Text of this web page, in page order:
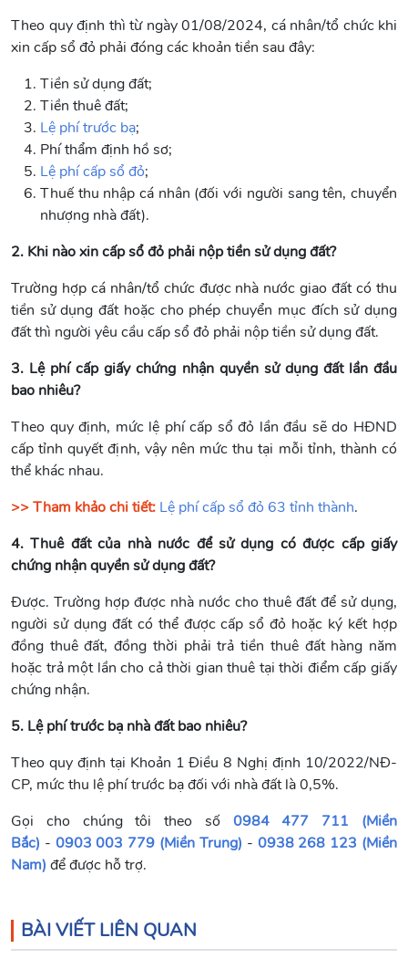
Theo quy định thì từ ngày 01/08/2024, cá nhân/tổ chức khi
xin cấp sổ đỏ phải đóng các khoản tiền sau đây:
Tiền sử dụng đất;
Tiền thuê đất;
Lệ phí trước bạ;
Phí thẩm định hồ sơ;
Lệ phí cấp sổ đỏ;
Thuế thu nhập cá nhân (đối với người sang tên, chuyển
nhượng nhà đất).
2. Khi nào xin cấp sổ đỏ phải nộp tiền sử dụng đất?
Trường hợp cá nhân/tổ chức được nhà nước giao đất có thu
tiền sử dụng đất hoặc cho phép chuyển mục đích sử dụng
đất thì người yêu cầu cấp sổ đỏ phải nộp tiền sử dụng đất.
3. Lệ phí cấp giấy chứng nhận quyền sử dụng đất lần đầu
bao nhiêu?
Theo quy định, mức lệ phí cấp sổ đỏ lần đầu sẽ do HĐND
cấp tỉnh quyết định, vậy nên mức thu tại mỗi tỉnh, thành có
thể khác nhau.
>> Tham khảo chi tiết: Lệ phí cấp sổ đỏ 63 tỉnh thành.
4. Thuê đất của nhà nước để sử dụng có được cấp giấy
chứng nhận quyền sử dụng đất?
Được. Trường hợp được nhà nước cho thuê đất để sử dụng,
người sử dụng đất có thể được cấp sổ đỏ hoặc ký kết hợp
đồng thuê đất, đồng thời phải trả tiền thuê đất hàng năm
hoặc trả một lần cho cả thời gian thuê tại thời điểm cấp giấy
chứng nhận.
5. Lệ phí trước bạ nhà đất bao nhiêu?
Theo quy định tại Khoản 1 Điều 8 Nghị định 10/2022/NĐ-
CP, mức thu lệ phí trước bạ đối với nhà đất là 0,5%.
Gọi cho chúng tôi theo số 0984 477 711 (Miền
Bắc) - 0903 003 779 (Miền Trung) - 0938 268 123 (Miền
Nam) để được hỗ trợ.
BÀI VIẾT LIÊN QUAN